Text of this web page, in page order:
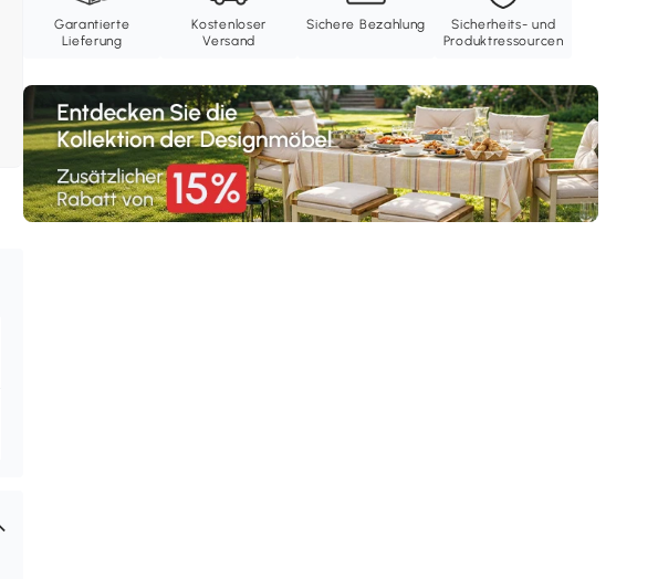
Garantierte
Lieferung
Kostenloser
Versand
Sichere Bezahlung
Sicherheits- und
Produktressourcen